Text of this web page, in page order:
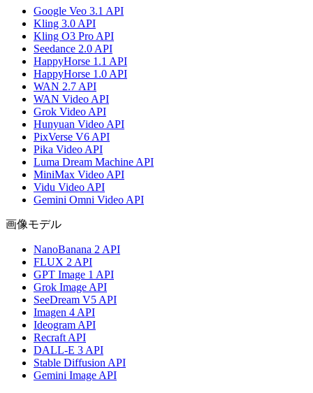
Google Veo 3.1 API
Kling 3.0 API
Kling O3 Pro API
Seedance 2.0 API
HappyHorse 1.1 API
HappyHorse 1.0 API
WAN 2.7 API
WAN Video API
Grok Video API
Hunyuan Video API
PixVerse V6 API
Pika Video API
Luma Dream Machine API
MiniMax Video API
Vidu Video API
Gemini Omni Video API
画像モデル
NanoBanana 2 API
FLUX 2 API
GPT Image 1 API
Grok Image API
SeeDream V5 API
Imagen 4 API
Ideogram API
Recraft API
DALL-E 3 API
Stable Diffusion API
Gemini Image API